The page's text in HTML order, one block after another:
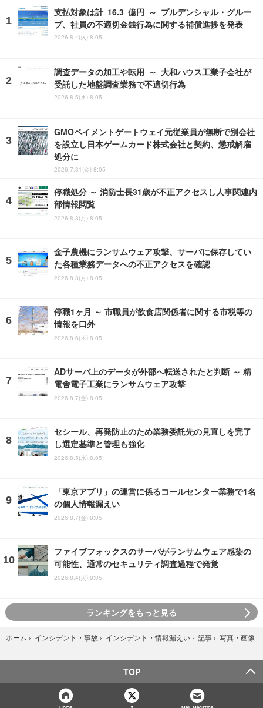
支払対象は計 16.3 億円 ～ プルデンシャル・グルー
プ、社員の不適切金銭行為に関する補償進捗を発表
2026.8.4(火) 8:05
調査データの加工や転用 ～ 大和ハウス工業子会社が
受託した地盤調査業務で不適切行為
2026.8.5(水) 8:05
GMOペイメントゲートウェイ元従業員が無断で別会社
を設立し日本ゲームカード株式会社と契約、懲戒解雇
処分に
2026.7.31(金) 8:05
停職処分 ～ 消防士長31歳が不正アクセスし人事関連内
部情報閲覧
2026.8.3(月) 8:05
金子農機にランサムウェア攻撃、サーバに保存してい
た各種業務データへの不正アクセスを確認
2026.8.3(月) 8:05
停職1ヶ月 ～ 市職員が飲食店関係者に関する市税等の
情報を口外
2026.8.6(木) 8:05
ADサーバ上のデータが外部へ転送されたと判断 ～ 精
電舎電子工業にランサムウェア攻撃
2026.8.7(金) 8:05
セシール、再発防止のため業務委託先の見直しを完了
し選定基準と管理も強化
2026.8.5(水) 8:05
「東京アプリ」の運営に係るコールセンター業務で1名
の個人情報漏えい
2026.8.7(金) 8:05
ファイブフォックスのサーバがランサムウェア感染の
可能性、通常のセキュリティ調査過程で発覚
2026.8.4(火) 8:05
ランキングをもっと見る
ホーム › インシデント・事故 › インシデント・情報漏えい › 記事 › 写真・画像
TOP